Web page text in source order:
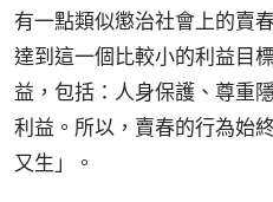
有一點類似懲治社會上的賣
達到這一個比較小的利益目
益，包括：人身保護、尊重
利益。所以，賣春的行為始
又生」。